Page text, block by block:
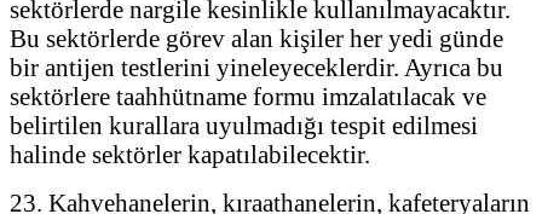
sektörlerde nargile kesinlikle kullanılmayacaktır.
Bu sektörlerde görev alan kişiler her yedi günde
bir antijen testlerini yineleyeceklerdir. Ayrıca bu
sektörlere taahhütname formu imzalatılacak ve
belirtilen kurallara uyulmadığı tespit edilmesi
halinde sektörler kapatılabilecektir.
23. Kahvehanelerin, kıraathanelerin, kafeteryaların